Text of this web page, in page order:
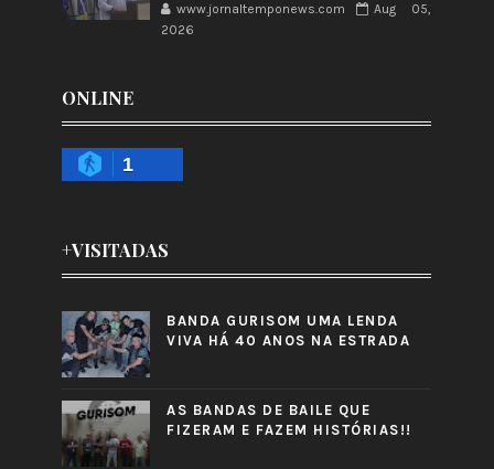
www.jornaltemponews.com
Aug 05,
2026
ONLINE
1
+VISITADAS
BANDA GURISOM UMA LENDA
VIVA HÁ 40 ANOS NA ESTRADA
AS BANDAS DE BAILE QUE
FIZERAM E FAZEM HISTÓRIAS!!